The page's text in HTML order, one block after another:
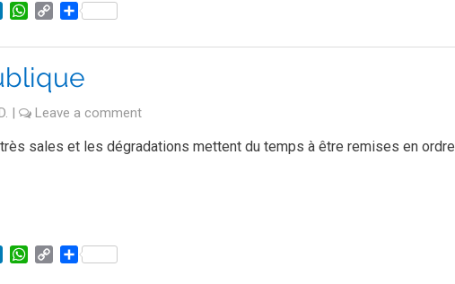
LinkedInWhatsApp
CopyPartager
| Leave a comment
sales et les dégradations mettent du temps à être remises en ordre
LinkedInWhatsApp
CopyPartager